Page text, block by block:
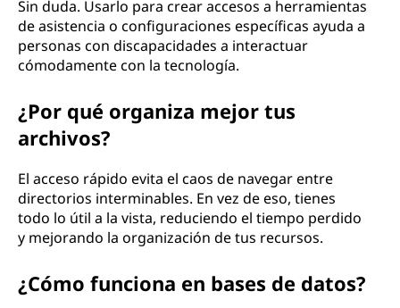
Sin duda. Usarlo para crear accesos a herramientas
de asistencia o configuraciones específicas ayuda a
personas con discapacidades a interactuar
cómodamente con la tecnología.
¿Por qué organiza mejor tus
archivos?
El acceso rápido evita el caos de navegar entre
directorios interminables. En vez de eso, tienes
todo lo útil a la vista, reduciendo el tiempo perdido
y mejorando la organización de tus recursos.
¿Cómo funciona en bases de datos?